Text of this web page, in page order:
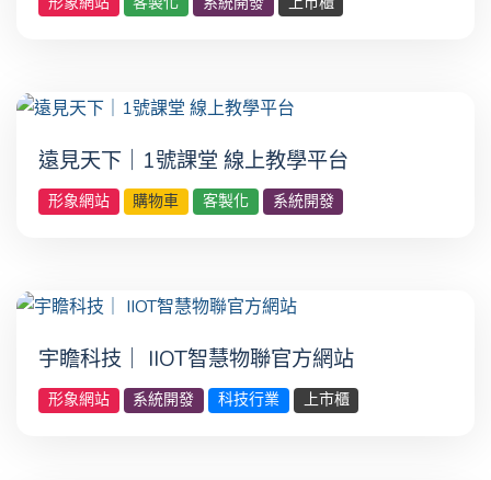
遠見天下｜1號課堂 線上教學平台
形象網站 購物車 客製化 系統開發
宇瞻科技｜ IIOT智慧物聯官方網站
形象網站 系統開發 科技行業 上市櫃